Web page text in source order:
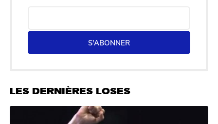
S'ABONNER
LES DERNIÈRES LOSES